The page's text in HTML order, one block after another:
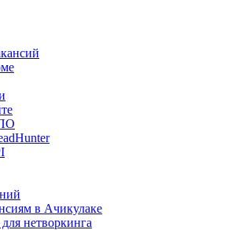
в Ачикулаке
нетворкинга